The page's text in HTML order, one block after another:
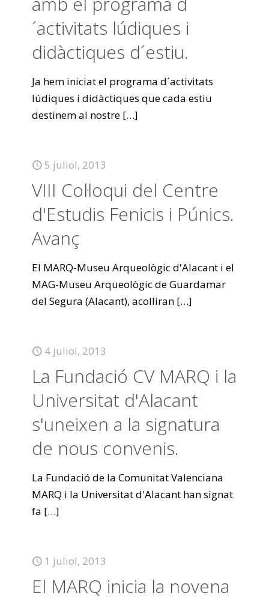
´activitats lúdiques i
didàctiques d´estiu.
Ja hem iniciat el programa d´activitats
lúdiques i didàctiques que cada estiu
destinem al nostre […]
5 juliol, 2013
VIII Col·loqui del Centre
d'Estudis Fenicis i Púnics.
Avanç
El MARQ-Museu Arqueològic d'Alacant i el
MAG-Museu Arqueològic de Guardamar
del Segura (Alacant), acolliran […]
4 juliol, 2013
La Fundació CV MARQ i la
Universitat d'Alacant
s'uneixen a la signatura
de nous convenis.
La Fundació de la Comunitat Valenciana
MARQ i la Universitat d'Alacant han signat
fa […]
1 juliol, 2013
El MARQ inicia la novena